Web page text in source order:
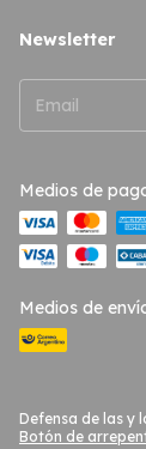
Newsletter
Medios de
Medios de
Defensa de las y
Botón de